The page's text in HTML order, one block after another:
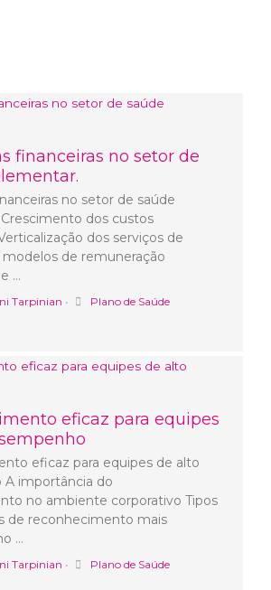
financeiras no setor de
no setor de saúde
dos custos
dos serviços de
de remuneração
…
Tarpinian • Plano de Saúde
eficaz para equipes
eficaz para equipes de alto
A importância do
no ambiente corporativo Tipos
de reconhecimento mais
…
Tarpinian • Plano de Saúde